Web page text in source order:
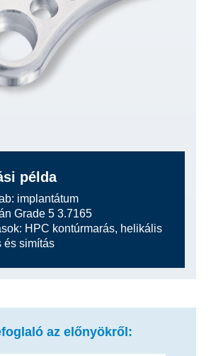
példa
implantátum
Grade 5 3.7165
HPC kontúrmarás, helikális
és simítás
az előnyökről: